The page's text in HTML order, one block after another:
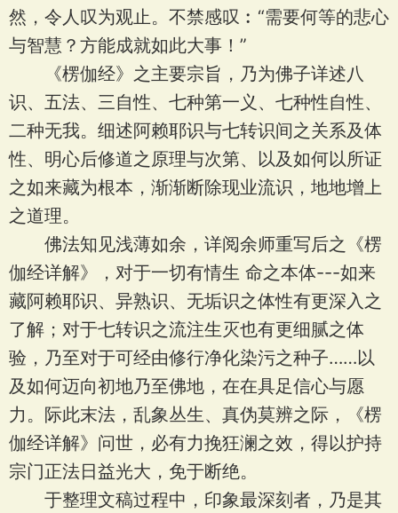
然，令人叹为观止。不禁感叹︰“需要何等的悲心
与智慧？方能成就如此大事！”
《楞伽经》之主要宗旨，乃为佛子详述八
识、五法、三自性、七种第一义、七种性自性、
二种无我。细述阿赖耶识与七转识间之关系及体
性、明心后修道之原理与次第、以及如何以所证
之如来藏为根本，渐渐断除现业流识，地地增上
之道理。
佛法知见浅薄如余，详阅余师重写后之《楞
伽经详解》，对于一切有情生 命之本体---如来
藏阿赖耶识、异熟识、无垢识之体性有更深入之
了解；对于七转识之流注生灭也有更细腻之体
验，乃至对于可经由修行净化染污之种子……以
及如何迈向初地乃至佛地，在在具足信心与愿
力。际此末法，乱象丛生、真伪莫辨之际，《楞
伽经详解》问世，必有力挽狂澜之效，得以护持
宗门正法日益光大，免于断绝。
于整理文稿过程中，印象最深刻者，乃是其